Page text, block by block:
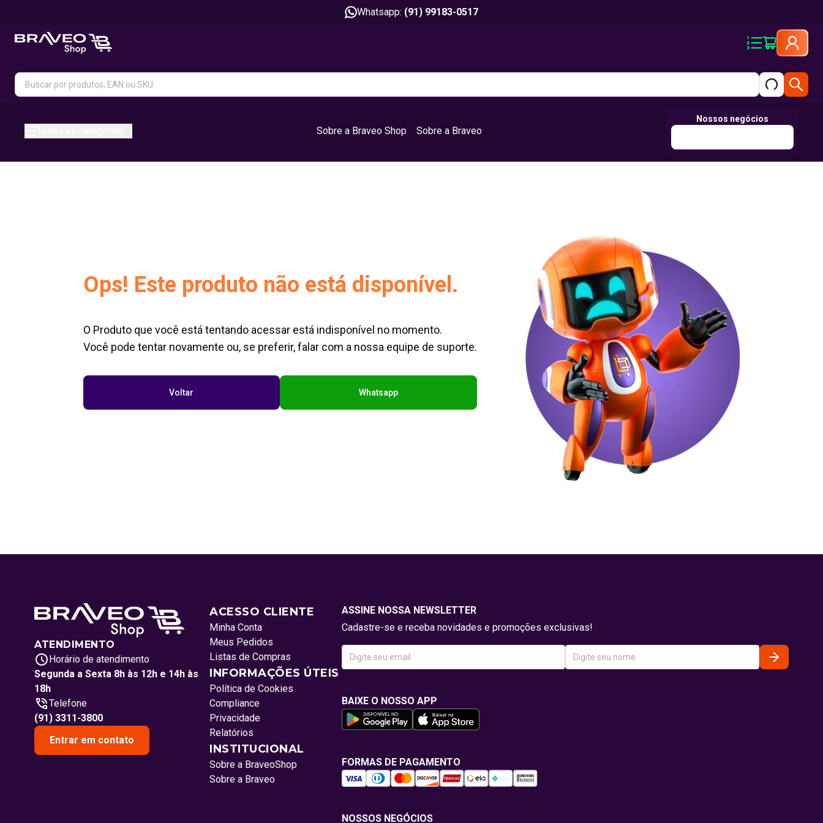
Whatsapp: (91) 99183-0517
Sobre a Braveo Shop Sobre a Braveo
Nossos negócios
Ops! Este produto não está disponível.
O Produto que você está tentando acessar está indisponível no momento.
Você pode tentar novamente ou, se preferir, falar com a nossa equipe de suporte.
Voltar Whatsapp
ATENDIMENTO
Horário de atendimento
Segunda a Sexta 8h às 12h e 14h às
18h
Telefone
(91) 3311-3800
Entrar em contato
ACESSO CLIENTE
Minha Conta
Meus Pedidos
Listas de Compras
INFORMAÇÕES ÚTEIS
Política de Cookies
Compliance
Privacidade
Relatórios
INSTITUCIONAL
Sobre a BraveoShop
Sobre a Braveo
ASSINE NOSSA NEWSLETTER
Cadastre-se e receba novidades e promoções exclusivas!
BAIXE O NOSSO APP
FORMAS DE PAGAMENTO
NOSSOS NEGÓCIOS